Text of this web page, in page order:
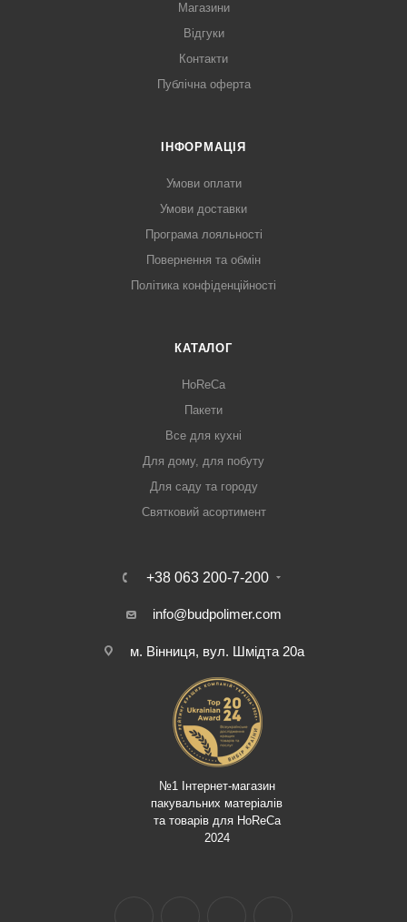
Магазини
Відгуки
Контакти
Публічна оферта
ІНФОРМАЦІЯ
Умови оплати
Умови доставки
Програма лояльності
Повернення та обмін
Політика конфіденційності
КАТАЛОГ
HoReCa
Пакети
Все для кухні
Для дому, для побуту
Для саду та городу
Святковий асортимент
+38 063 200-7-200
info@budpolimer.com
м. Вінниця, вул. Шмідта 20а
№1 Інтернет-магазин
пакувальних матеріалів
та товарів для HoReCa
2024